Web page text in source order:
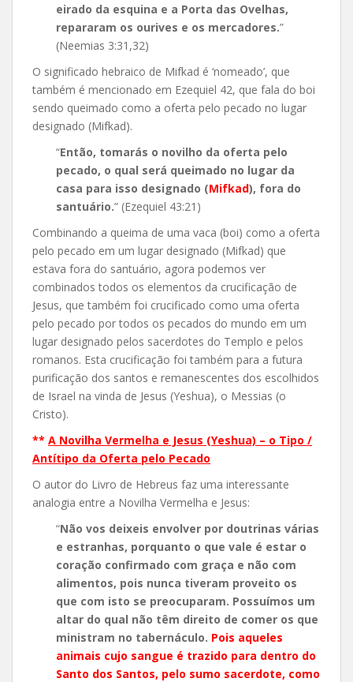
eirado da esquina e a Porta das Ovelhas,
repararam os ourives e os mercadores.”
(Neemias 3:31,32)
O significado hebraico de Mifkad é ‘nomeado’, que
também é mencionado em Ezequiel 42, que fala do boi
sendo queimado como a oferta pelo pecado no lugar
designado (Mifkad).
“Então, tomarás o novilho da oferta pelo
pecado, o qual será queimado no lugar da
casa para isso designado (Mifkad), fora do
santuário.” (Ezequiel 43:21)
Combinando a queima de uma vaca (boi) como a oferta
pelo pecado em um lugar designado (Mifkad) que
estava fora do santuário, agora podemos ver
combinados todos os elementos da crucificação de
Jesus, que também foi crucificado como uma oferta
pelo pecado por todos os pecados do mundo em um
lugar designado pelos sacerdotes do Templo e pelos
romanos. Esta crucificação foi também para a futura
purificação dos santos e remanescentes dos escolhidos
de Israel na vinda de Jesus (Yeshua), o Messias (o
Cristo).
** A Novilha Vermelha e Jesus (Yeshua) – o Tipo /
Antítipo da Oferta pelo Pecado
O autor do Livro de Hebreus faz uma interessante
analogia entre a Novilha Vermelha e Jesus:
“Não vos deixeis envolver por doutrinas várias
e estranhas, porquanto o que vale é estar o
coração confirmado com graça e não com
alimentos, pois nunca tiveram proveito os
que com isto se preocuparam. Possuímos um
altar do qual não têm direito de comer os que
ministram no tabernáculo. Pois aqueles
animais cujo sangue é trazido para dentro do
Santo dos Santos, pelo sumo sacerdote, como